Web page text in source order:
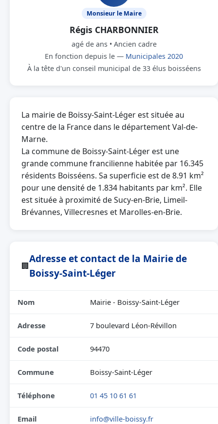
Monsieur le Maire
Régis CHARBONNIER
agé de ans • Ancien cadre
En fonction depuis le — Municipales 2020
À la tête d'un conseil municipal de 33 élus boisséens
La mairie de Boissy-Saint-Léger est située au
centre de la France dans le département Val-de-
Marne.
La commune de Boissy-Saint-Léger est une
grande commune francilienne habitée par 16.345
résidents Boisséens. Sa superficie est de 8.91 km²
pour une densité de 1.834 habitants par km². Elle
est située à proximité de Sucy-en-Brie, Limeil-
Brévannes, Villecresnes et Marolles-en-Brie.
🏢
Adresse et contact de la Mairie de
Boissy-Saint-Léger
Nom Mairie - Boissy-Saint-Léger
Adresse 7 boulevard Léon-Révillon
Code postal 94470
Commune Boissy-Saint-Léger
Téléphone 01 45 10 61 61
Email info@ville-boissy.fr